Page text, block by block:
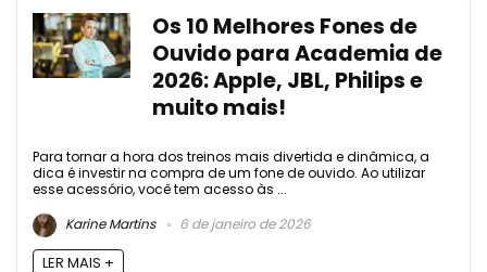
Os 10 Melhores Fones de
Ouvido para Academia de
2026: Apple, JBL, Philips e
muito mais!
Para tornar a hora dos treinos mais divertida e dinâmica, a
dica é investir na compra de um fone de ouvido. Ao utilizar
esse acessório, você tem acesso às ...
Karine Martins
6 de janeiro de 2026
LER MAIS +